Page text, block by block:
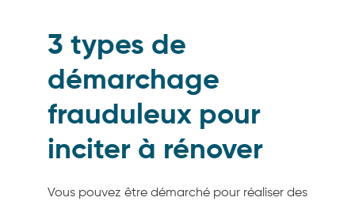
3 types de
démarchage
frauduleux pour
inciter à rénover
Vous pouvez être démarché pour réaliser des